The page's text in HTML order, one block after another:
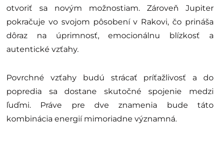
otvoriť sa novým možnostiam. Zároveň Jupiter
pokračuje vo svojom pôsobení v Rakovi, čo prináša
dôraz na úprimnosť, emocionálnu blízkosť a
autentické vzťahy.
Povrchné vzťahy budú strácať príťažlivosť a do
popredia sa dostane skutočné spojenie medzi
ľuďmi. Práve pre dve znamenia bude táto
kombinácia energií mimoriadne významná.